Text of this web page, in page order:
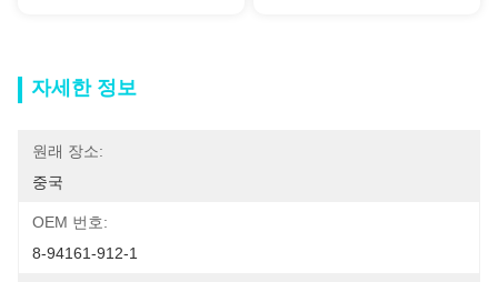
자세한 정보
원래 장소:
중국
OEM 번호:
8-94161-912-1